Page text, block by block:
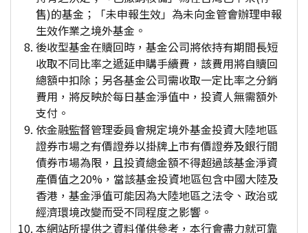
售)的基金；「未申報生效」為未向金管會辦理申報
生效作業之境外基金。
後收型基金在贖回時，基金公司將依持有期間長短
收取不同比率之遞延申購手續費，該費用將自贖回
總額中扣除；另各基金公司需收取一定比率之分銷
費用，將反映於每日基金淨值中，投資人無需額外
支付。
依金融監督管理委員會規定境外基金投資大陸地區
證券市場之有價證券以掛牌上市有價證券及銀行間
債券市場為限，且投資總金額不得超過該基金淨資
產價值之20%，當該基金投資地區包含中國大陸及
香港，基金淨值可能因為大陸地區之法令、政治或
經濟環境改變而受不同程度之影響。
本網站所提供之資料僅供參考，本行會盡力就可靠